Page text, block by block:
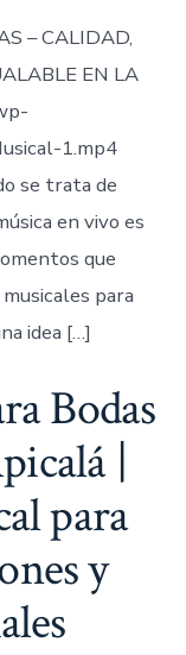
– CALIDAD,
EN LA
1.mp4
se trata de
en vivo es
que
para
idea […]
Bodas
|
para
y